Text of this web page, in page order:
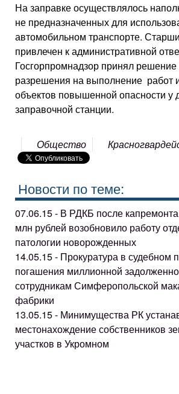
На заправке осуществлялось
не предназначенных для
автомобильном транспорте.
привлечен к административной
Госгорпромнадзор принял решение
разрешения на выполнение работ
объектов повышенной опасности у
заправочной станции.
Общество
Новости по теме:
07.06.15 - В РДКБ после
млн рублей возобновило работу
патологии новорожденных
14.05.15 - Прокуратура в судебном
погашения миллионной
сотрудникам Симферопольской
фабрики
13.05.15 - Минимущества РК
местонахождение собственников
участков в Укромном